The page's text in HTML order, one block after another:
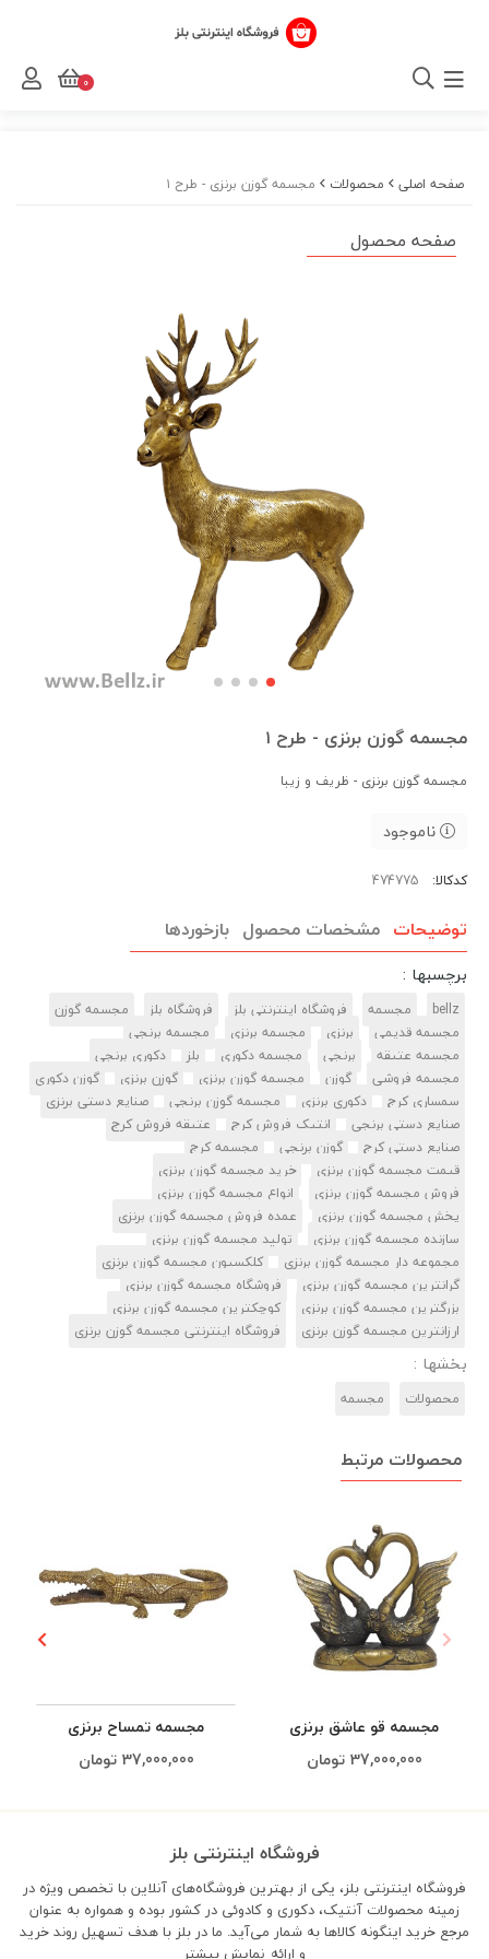
صفحه اصلی محصولات مجسمه گوزن برنزی - طرح ۱
صفحه محصول
مجسمه گوزن برنزی - طرح ۱
مجسمه گوزن برنزی - ظریف و زیبا
ناموجود
کدکالا:
توضیحات مشخصات محصول بازخوردها
برچسبها :
bellz مجسمه فروشگاه اینترنتی بلز فروشگاه بلز
مجسمه گوزن
مجسمه قدیمی
برنزی مجسمه برنزی
مجسمه برنجی
مجسمه عتیقه
برنجی مجسمه دکوری بلز
دکوری برنجی
مجسمه فروشی
گوزن مجسمه گوزن برنزی گوزن برنزی
گوزن دکوری
سمساری کرج
دکوری برنزی مجسمه گوزن برنجی
صنایع دستی برنزی
صنایع دستی برنجی
انتیک فروش کرج
عتیقه فروش کرج
صنایع دستی کرج
گوزن برنجی
مجسمه کرج
قیمت مجسمه گوزن برنزی
خرید مجسمه گوزن برنزی
فروش مجسمه گوزن برنزی
انواع مجسمه گوزن برنزی
پخش مجسمه گوزن برنزی
عمده فروش مجسمه گوزن برنزی
سازنده مجسمه گوزن برنزی
تولید مجسمه گوزن برنزی
مجموعه دار مجسمه گوزن برنزی
کلکسیون مجسمه گوزن برنزی
گرانترین مجسمه گوزن برنزی
فروشگاه مجسمه گوزن برنزی
بزرگترین مجسمه گوزن برنزی
کوچکترین مجسمه گوزن برنزی
ارزانترین مجسمه گوزن برنزی
فروشگاه اینترنتی مجسمه گوزن برنزی
بخشها :
محصولات مجسمه‌
محصولات مرتبط
مجسمه قو عاشق برنزی
37,000,000 تومان
مجسمه تمساح برنزی
37,000,000 تومان
فروشگاه اینترنتی بلز
فروشگاه اینترنتی بلز، یکی از بهترین فروشگاه‌های آنلاین با تخصص ویژه در
زمینه محصولات آنتیک، دکوری و کادوئی در کشور بوده و همواره به عنوان
مرجع خرید اینگونه کالاها به شمار می‌آید. ما در بلز با هدف تسهیل روند خرید
و ارائه نمایش بیشتر
0